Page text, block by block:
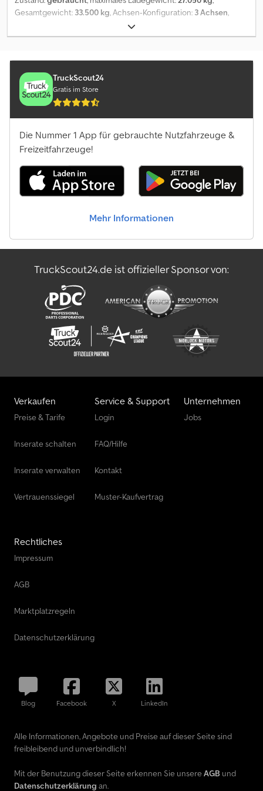
Gesamtgewicht: 33.500 kg , Achsen-Konfiguration: 3 Achsen
, Laderaumvolumen:
Ausstattung:ABS, Schwarzmüller 3 Achs 55m³ Alukipper Plane
TruckScout24
Gratis im Store
Die Nummer 1 App für gebrauchte Nutzfahrzeuge &
Freizeitfahrzeuge!
Mehr Informationen
TruckScout24.de ist offizieller Sponsor von:
Verkaufen
Preise & Tarife
Inserate schalten
Inserate verwalten
Vertrauenssiegel
Service & Support
Login
FAQ/Hilfe
Kontakt
Muster-Kaufvertrag
Unternehmen
Jobs
Rechtliches
Impressum
AGB
Marktplatzregeln
Datenschutzerklärung
Blog Facebook X LinkedIn
Alle Informationen, Angebote und Preise auf dieser Seite sind
freibleibend und unverbindlich!
Mit der Benutzung dieser Seite erkennen Sie unsere AGB und
Datenschutzerklärung an.